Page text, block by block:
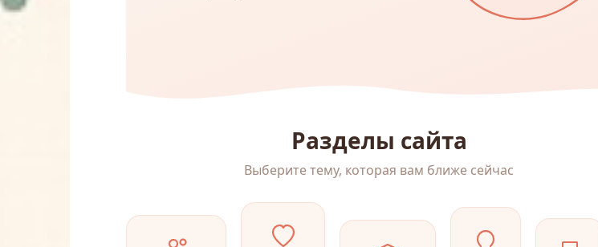
Разделы сайта
Выберите тему, которая вам ближе сейчас